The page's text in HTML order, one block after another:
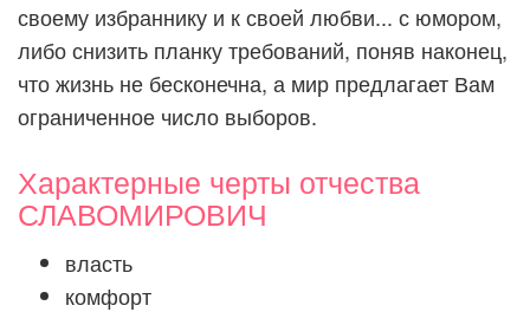
своему избраннику и к своей любви... с юмором,
либо снизить планку требований, поняв наконец,
что жизнь не бесконечна, а мир предлагает Вам
ограниченное число выборов.
Характерные черты отчества
СЛАВОМИРОВИЧ
власть
комфорт